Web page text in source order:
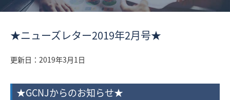
★ニューズレター2019年2月号★
更新日： 2019年3月1日
★GCNJからのお知らせ★